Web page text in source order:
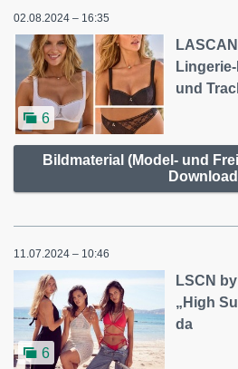
02.08.2024 – 16:35
6
und
Bildmaterial (Model- und
Download
11.07.2024 – 10:46
6
LSCN
„High
da